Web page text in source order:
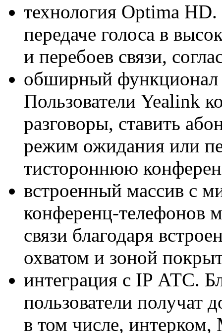
технология Optima HD.
передаче голоса в
и перебоев связи,
обширный функционал
Пользователи Yealink
разговоры, ставить
режим ожидания или
тистороннюю
встроенный массив с
конференц-телефонов
связи благодаря
охватом и зоной
интеграция с IP АТС.
пользователи получат
в том числе,